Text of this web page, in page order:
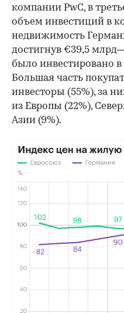
компании PwC, в
объем инвестиций в
недвижимость
достигнув €39,5
было инвестировано
Большая часть
инвесторы (55%), за
из Европы (22%),
Азии (9%).